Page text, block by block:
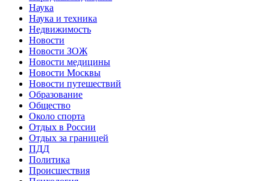
Наука
Наука и техника
Недвижимость
Новости
Новости ЗОЖ
Новости медицины
Новости Москвы
Новости путешествий
Образование
Общество
Около спорта
Отдых в России
Отдых за границей
ПДД
Политика
Происшествия